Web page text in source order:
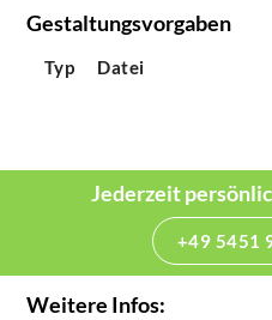
Gestaltungsvorgaben
Typ Datei
Jederzeit
+49 5451
Weitere Infos: